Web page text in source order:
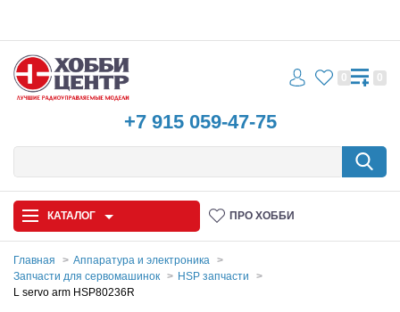
+7 915 059-47-75
0 0
КАТАЛОГ ПРО ХОББИ
Автомодели
Главная
Аппаратура и электроника
Запчасти для сервомашинок
HSP запчасти
L servo arm HSP80236R